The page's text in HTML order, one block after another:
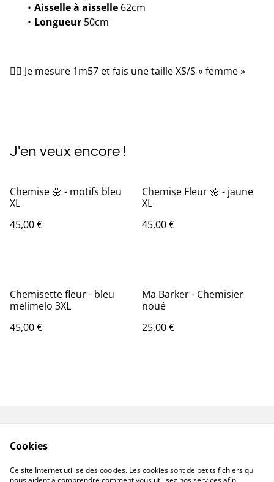
Aisselle à aisselle 62cm
Longueur 50cm
💁‍♀️ Je mesure 1m57 et fais une taille XS/S « femme »
J'en veux encore !
Chemise 🌼 - motifs bleu
XL
45,00 €
Chemise Fleur 🌼 - jaune
XL
45,00 €
Chemisette fleur - bleu
melimelo 3XL
45,00 €
Ma Barker - Chemisier
noué
25,00 €
Livraisons & Retours
confidentialité
Linktree
Cookies
Ce site Internet utilise des cookies. Les cookies sont de petits fichiers qui
nous aident à comprendre comment vous utilisez nos services afin